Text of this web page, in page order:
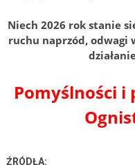
Niech 2026 rok stanie
ruchu naprzód, odwagi
Pomyślności i
ŹRÓDŁA: